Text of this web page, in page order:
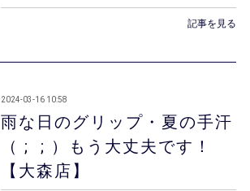
記事を見る
雨な日のグリップ・夏の手汗
（ ; ; ）もう大丈夫です！
【大森店】
2024-03-16 10:58